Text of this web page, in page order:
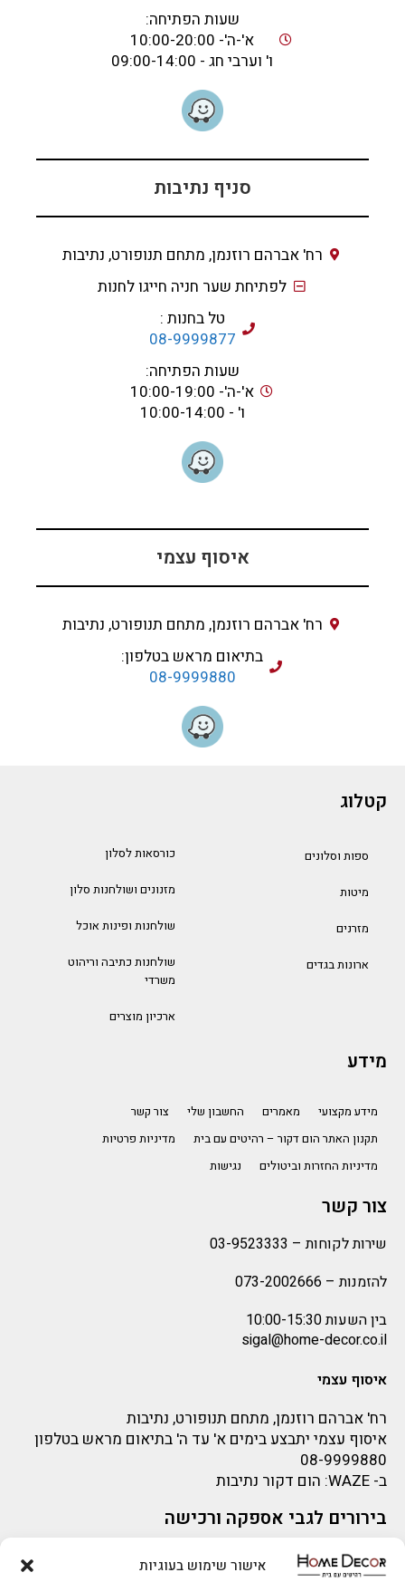
אישור שימוש בעוגיות
שעות הפתיחה:
א'-ה'- 10:00-20:00
ו' וערבי חג - 09:00-14:00
סניף נתיבות
רח' אברהם רוזנמן, מתחם תנופורט, נתיבות
לפתיחת שער חניה חייגו לחנות
טל בחנות :
08-9999877
שעות הפתיחה:
א'-ה'- 10:00-19:00
ו' - 10:00-14:00
איסוף עצמי
רח' אברהם רוזנמן, מתחם תנופורט, נתיבות
בתיאום מראש בטלפון:
08-9999880
קטלוג
ספות וסלונים
מיטות
מזרנים
ארונות בגדים
כורסאות לסלון
מזנונים ושולחנות סלון
שולחנות ופינות אוכל
שולחנות כתיבה וריהוט
משרדי
ארכיון מוצרים
מידע
מידע מקצועי מאמרים החשבון שלי
צור קשר
תקנון האתר הום דקור – רהיטים עם בית
מדיניות פרטיות
מדיניות החזרות וביטולים
נגישות
צור קשר
שירות לקוחות – 03-9523333
להזמנות – 073-2002666
בין השעות 10:00-15:30
sigal@home-decor.co.il
איסוף עצמי
רח' אברהם רוזנמן, מתחם תנופורט, נתיבות
איסוף עצמי יתבצע בימים א' עד ה' בתיאום מראש בטלפון
08-9999880
ב- WAZE: הום דקור נתיבות
בירורים לגבי אספקה ורכישה
בירור לגבי אספקה -ניתן לפנות למייל:
sigal@home-decor.co.il
פניות לפני רכישה – ניתן לפנות למייל: omer@home-